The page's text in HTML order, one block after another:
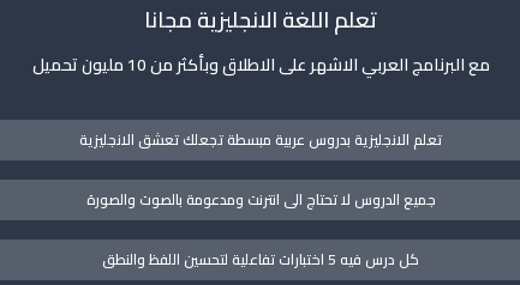
تعلم اللغة الانجليزية مجانا
مع البرنامج العربي الاشهر على الاطلاق وبأكثر من 10 مليون تحميل
تعلم الانجليزية بدروس عربية مبسطة تجعلك تعشق الانجليزية
جميع الدروس لا تحتاج الى انترنت ومدعومة بالصوت والصورة
كل درس فيه 5 اختبارات تفاعلية لتحسين اللفظ والنطق